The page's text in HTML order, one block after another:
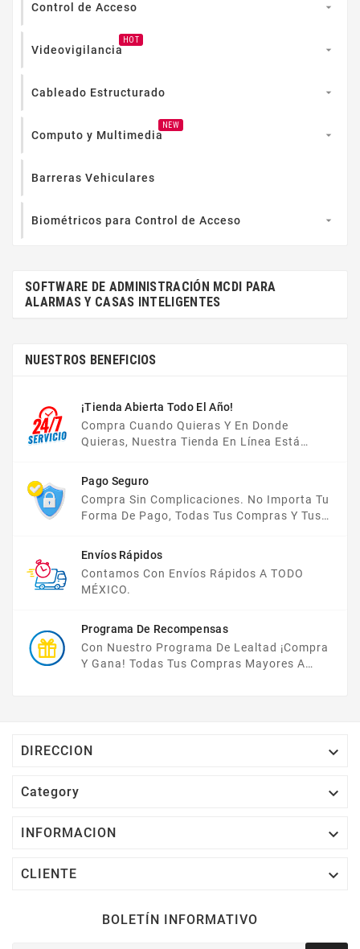
Control de Acceso 
Videovigilancia
HOT

Cableado Estructurado 
Computo y Multimedia
NEW

Barreras Vehiculares
Biométricos para Control de Acceso 
SOFTWARE DE ADMINISTRACIÓN MCDI PARA
ALARMAS Y CASAS INTELIGENTES
NUESTROS BENEFICIOS
¡Tienda Abierta Todo El Año!
Compra Cuando Quieras Y En Donde
Quieras, Nuestra Tienda En Línea Está
La Semana.
Pago Seguro
Compra Sin Complicaciones. No Importa Tu
Forma De Pago, Todas Tus Compras Y Tus
Envíos Rápidos
Contamos Con Envíos Rápidos A TODO
MÉXICO.
Programa De Recompensas
Con Nuestro Programa De Lealtad ¡compra
Y Gana! Todas Tus Compras Mayores A
DIRECCION 
Category 
INFORMACION 
CLIENTE 
BOLETÍN INFORMATIVO